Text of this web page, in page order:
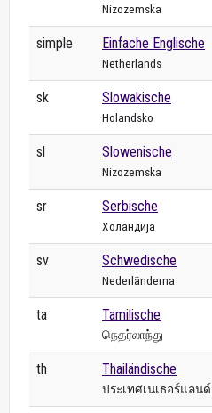
Nizozemska
simple Einfache Englische
Netherlands
sk Slowakische
Holandsko
sl Slowenische
Nizozemska
sr Serbische
Холандија
sv Schwedische
Nederländerna
ta Tamilische
நெதர்லாந்து
th Thailändische
ประเทศเนเธอร์แลนด์